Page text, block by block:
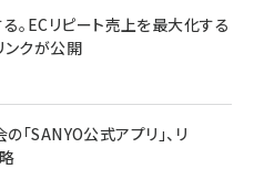
。ECリピート売上を最大化する
ンクが公開
SANYO公式アプリ」、リ